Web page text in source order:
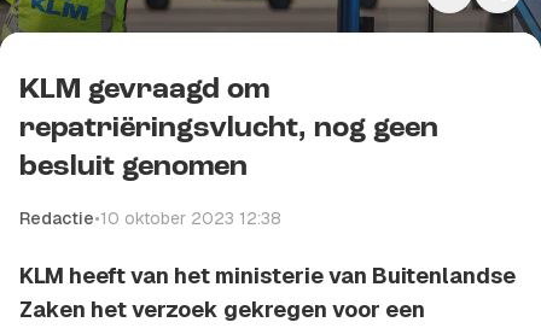
KLM gevraagd om
repatriëringsvlucht, nog geen
besluit genomen
Redactie•10 oktober 2023 12:38
KLM heeft van het ministerie van Buitenlandse
Zaken het verzoek gekregen voor een